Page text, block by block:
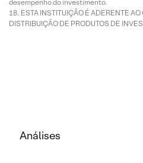
desempenho do investimento.
ESTA INSTITUIÇÃO É ADERENTE
DISTRIBUIÇÃO DE PRODUTOS DE
Análises